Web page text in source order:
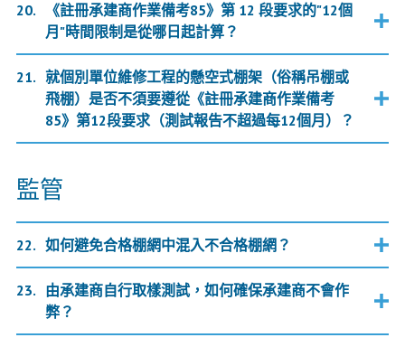
《註冊承建商作業備考85》第 12 段要求的"12個
月"時間限制是從哪日起計算？
就個別單位維修工程的懸空式棚架（俗稱吊棚或
飛棚）是否不須要遵從《註冊承建商作業備考
85》第12段要求（測試報告不超過每12個月）？
監管
如何避免合格棚網中混入不合格棚網？
由承建商自行取樣測試，如何確保承建商不會作
弊？